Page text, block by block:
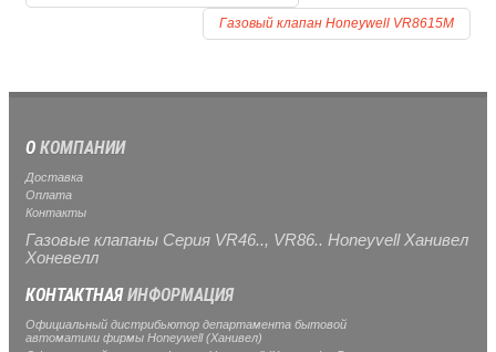
Газовый клапан Honeywell VR8615M
О КОМПАНИИ
Доставка
Оплата
Контакты
Газовые клапаны Серия VR46.., VR86.. Honeyvell Ханивел
Хоневелл
КОНТАКТНАЯИНФОРМАЦИЯ
Официальный дистрибьютор департамента бытовой
автоматики фирмы Honeywell (Ханивел)